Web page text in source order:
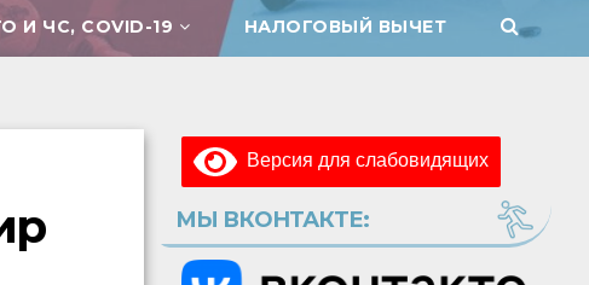
И ЧС, COVID-19 НАЛОГОВЫЙ ВЫЧЕТ
Версия для слабовидящих
МЫ ВКОНТАКТЕ: